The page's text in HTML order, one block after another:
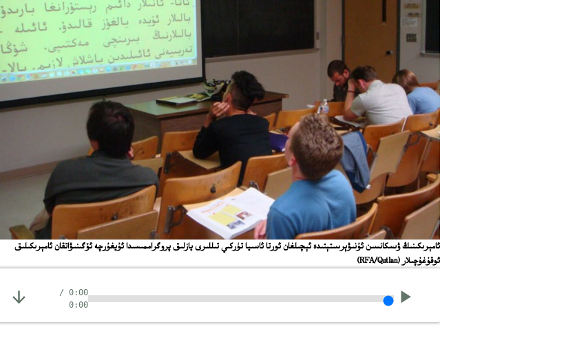
ئامېرىكىنىڭ ۋىسكانسىن ئۇنىۋېرسىتېتىدە ئېچىلغان ئورتا ئاسىيا تۈركىي تىللىرى يازلىق پروگراممىسىدا ئۇيغۇرچە ئۆگىنىۋاتقان ئامېرىكىلىق
ئوقۇغۇچىلار (RFA/Qutlan)
0:00
/
0:00